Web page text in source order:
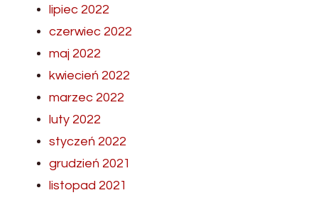
lipiec 2022
czerwiec 2022
maj 2022
kwiecień 2022
marzec 2022
luty 2022
styczeń 2022
grudzień 2021
listopad 2021